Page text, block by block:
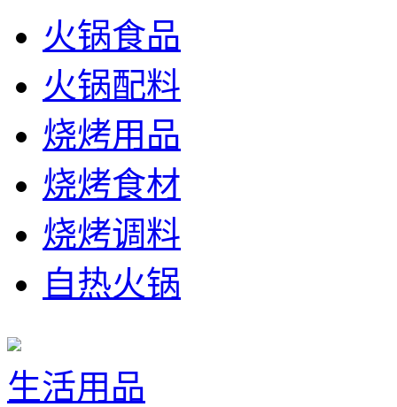
火锅食品
火锅配料
烧烤用品
烧烤食材
烧烤调料
自热火锅
生活用品